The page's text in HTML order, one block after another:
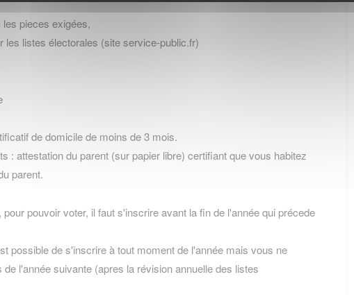
pieces exigées,
les listes électorales (site service-public.fr)
de domicile de moins de 3 mois.
: attestation du parent (sur papier libre) certifiant que vous habitez
parent.
pouvoir voter, il faut s'inscrire avant la fin de l'année qui précede
possible de s'inscrire à tout moment de l'année mais vous ne
l'année suivante (apres la révision annuelle des listes